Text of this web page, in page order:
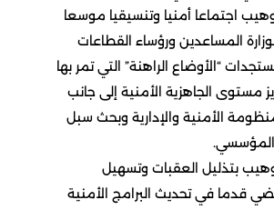
اجتماعا أمنيا وتنسيقيا موسعا
المساعدين ورؤساء القطاعات
“الأوضاع الراهنة” التي تمر بها
مستوى الجاهزية الأمنية إلى جانب
الأمنية والإدارية وبحث سبل
المؤسسي.
بتذليل العقبات وتسهيل
قدما في تحديث البرامج الأمنية